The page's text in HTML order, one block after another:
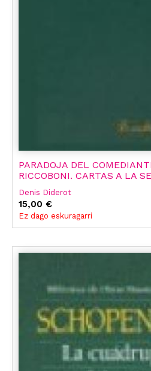
PARADOJA DEL
RICCOBONI. CARTAS A LA
Denis Diderot
15,00 €
Ez dago eskuragarri